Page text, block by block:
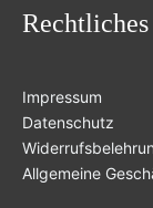
Rechtliches
Impressum
Datenschutz
Allgemeine